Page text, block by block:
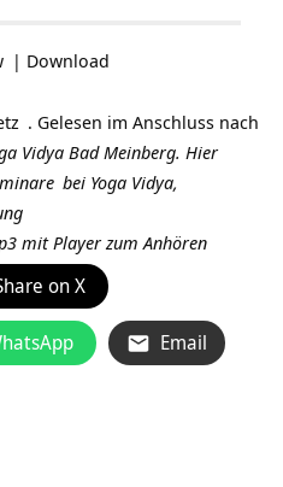
| Download
. Gelesen im Anschluss nach
Vidya Bad Meinberg. Hier
bei Yoga Vidya,
mit Player zum Anhören
on X
Email